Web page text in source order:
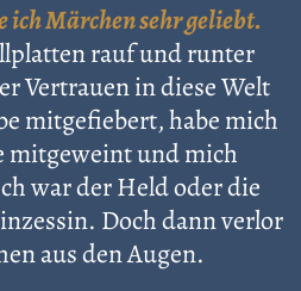
ich Märchen sehr geliebt.
rauf und runter
Vertrauen in diese Welt
mitgefiebert, habe mich
mitgeweint und mich
war der Held oder die
Doch dann verlor
aus den Augen.